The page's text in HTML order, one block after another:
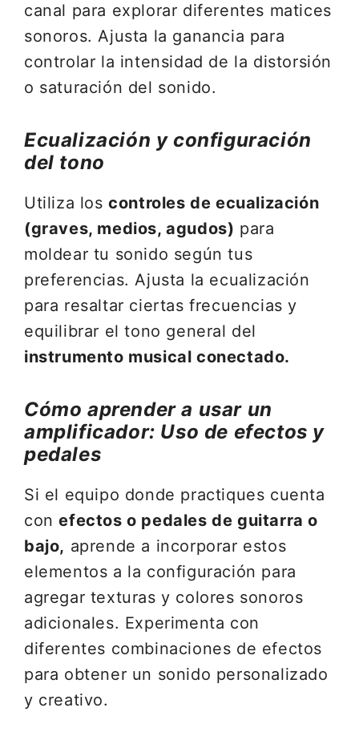
canal para explorar diferentes matices
sonoros. Ajusta la ganancia para
controlar la intensidad de la distorsión
o saturación del sonido.
Ecualización y configuración
del tono
Utiliza loscontroles de ecualización
(graves, medios, agudos) para
moldear tu sonido según tus
preferencias. Ajusta la ecualización
para resaltar ciertas frecuencias y
equilibrar el tono general del
instrumento musical conectado.
Cómo aprender a usar un
amplificador: Uso de efectos y
pedales
Si el equipo donde practiques cuenta
conefectos o pedales de guitarra o
bajo, aprende a incorporar estos
elementos a la configuración para
agregar texturas y colores sonoros
adicionales. Experimenta con
diferentes combinaciones de efectos
para obtener un sonido personalizado
y creativo.